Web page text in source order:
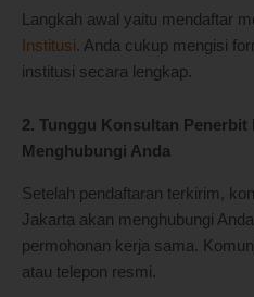
Langkah awal yaitu mendaftar
Institusi. Anda cukup mengisi
institusi secara lengkap.
2. Tunggu Konsultan Penerbit
Menghubungi Anda
Setelah pendaftaran terkirim,
Jakarta akan menghubungi
permohonan kerja sama.
atau telepon resmi.